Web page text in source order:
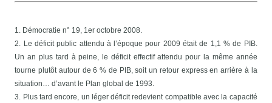
1. Démocratie n° 19, 1er octobre 2008.
2. Le déficit public attendu à l’époque pour 2009 était de 1,1 % de PIB.
Un an plus tard à peine, le déficit effectif attendu pour la même année
tourne plutôt autour de 6 % de PIB, soit un retour express en arrière à la
situation… d’avant le Plan global de 1993.
3. Plus tard encore, un léger déficit redevient compatible avec la capacité